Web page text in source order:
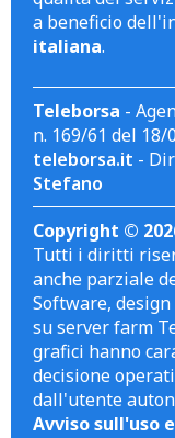
a beneficio
italiana.
Teleborsa -
n. 169/61 del 18/
teleborsa.it -
Stefano
Copyright ©
Tutti i diritti
anche parziale
Software,
su server farm
grafici hanno
decisione
dall'utente
Avviso sull'uso